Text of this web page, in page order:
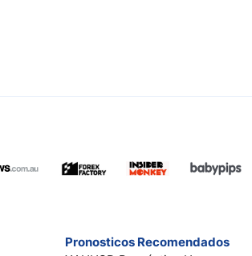
Pronosticos Recomendados